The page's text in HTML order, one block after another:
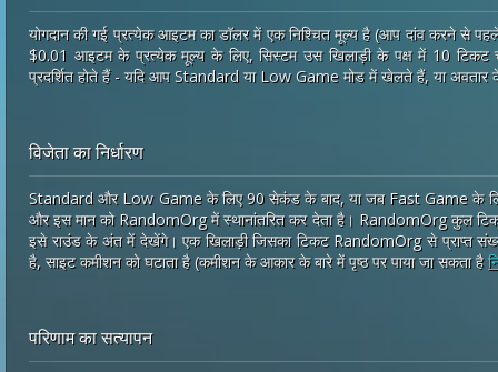
योगदान की गई प्रत्येक आइटम का डॉलर में एक निश्चित मूल्य है (आप दांव करने से
$0.01 आइटम के प्रत्येक मूल्य के लिए, सिस्टम उस खिलाड़ी के पक्ष में 10 टिकट
प्रदर्शित होते हैं - यदि आप Standard या Low Game मोड में खेलते हैं, या
विजेता का निर्धारण
Standard और Low Game के लिए 90 सेकंड के बाद, या जब Fast Game के लिए
और इस मान को RandomOrg में स्थानांतरित कर देता है। RandomOrg कुल
इसे राउंड के अंत में देखेंगे। एक खिलाड़ी जिसका टिकट RandomOrg से प्राप्त
है, साइट कमीशन को घटाता है (कमीशन के आकार के बारे में पृष्ठ पर पाया जा सकता है
परिणाम का सत्यापन